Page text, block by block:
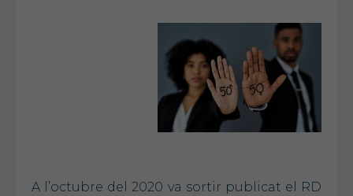
A l’octubre del 2020 va sortir publicat el RD